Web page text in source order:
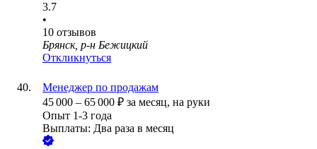
3.7
•
10 отзывов
Брянск, р-н Бежицкий
Откликнуться
Менеджер по продажам
45 000 – 65 000 ₽ за месяц, на руки
Опыт 1-3 года
Выплаты: Два раза в месяц